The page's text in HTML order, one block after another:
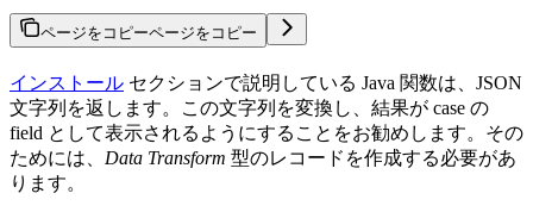
ページをコピーページをコピー
インストール セクションで説明している Java 関数は、JSON
文字列を返します。この文字列を変換し、結果が case の
field として表示されるようにすることをお勧めします。その
ためには、 Data Transform 型のレコードを作成する必要があ
ります。